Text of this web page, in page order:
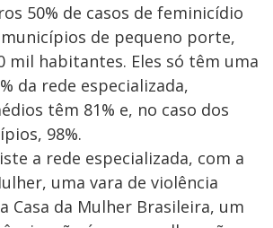
50% de casos de feminicídio
de pequeno porte,
mil habitantes. Eles só têm uma
da rede especializada,
têm 81% e, no caso dos
98%.
a rede especializada, com a
uma vara de violência
Casa da Mulher Brasileira, um